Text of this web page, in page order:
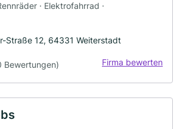
· Elektrofahrrad ·
Straße 12, 64331 Weiterstadt
Bewertungen) Firma bewerten